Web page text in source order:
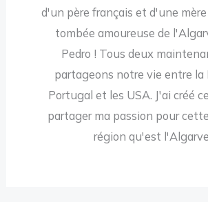
d'un père français et d'une mère
tombée amoureuse de
Pedro ! Tous deux
partageons notre vie entre la
Portugal et les USA. J'ai créé
partager ma passion pour
région qu'est